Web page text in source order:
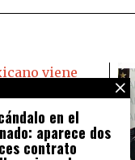
viene ‘bravo’:
todo México
en el
aparece dos
contrato